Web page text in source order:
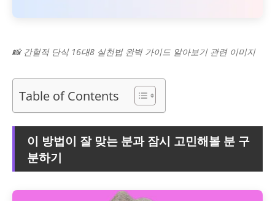
📸 간헐적 단식 16대8 실천법 완벽 가이드 알아보기 관련 이미지
Table of Contents
이 방법이 잘 맞는 분과 잠시 고민해볼 분 구
분하기